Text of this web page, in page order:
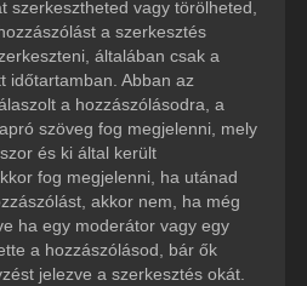
szerkesztheted vagy törölheted,
a szerkesztés
általában csak a
időtartamban. Abban az
a hozzászólásodra, a
szöveg fog megjelenni, mely
és ki által került
fog megjelenni, ha utánad
akkor nem, ha még
ha egy moderátor vagy egy
a hozzászólásod, bár ők
jelezve a szerkesztés okát.